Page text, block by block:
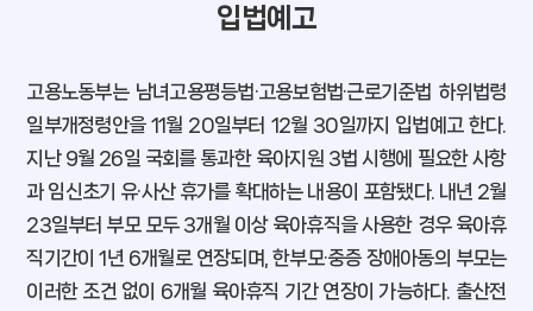
입법예고
고용노동부는 남녀고용평등법·고용보험법·근로기준법 하위법령
일부개정령안을 11월 20일부터 12월 30일까지 입법예고 한다.
지난 9월 26일 국회를 통과한 육아지원 3법 시행에 필요한 사항
과 임신초기 유·사산 휴가를 확대하는 내용이 포함됐다. 내년 2월
23일부터 부모 모두 3개월 이상 육아휴직을 사용한 경우 육아휴
직기간이 1년 6개월로 연장되며, 한부모·중증 장애아동의 부모는
이러한 조건 없이 6개월 육아휴직 기간 연장이 가능하다. 출산전